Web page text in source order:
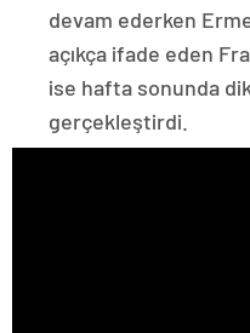
devam ederken
açıkça ifade eden
ise hafta sonunda
gerçekleştirdi.